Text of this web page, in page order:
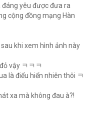
yêu được đưa ra
cộng đồng mạng Hàn
khi xem hình ảnh này
vậy ㅋㅋㅋ
là điểu hiển nhiên thôi ㅋ
xa mà không đau à?!